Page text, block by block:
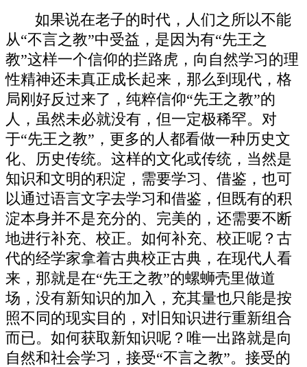
如果说在老子的时代，人们之所以不能
从“不言之教”中受益，是因为有“先王之
教”这样一个信仰的拦路虎，向自然学习的理
性精神还未真正成长起来，那么到现代，格
局刚好反过来了，纯粹信仰“先王之教”的
人，虽然未必就没有，但一定极稀罕。对
于“先王之教”，更多的人都看做一种历史文
化、历史传统。这样的文化或传统，当然是
知识和文明的积淀，需要学习、借鉴，也可
以通过语言文字去学习和借鉴，但既有的积
淀本身并不是充分的、完美的，还需要不断
地进行补充、校正。如何补充、校正呢？古
代的经学家拿着古典校正古典，在现代人看
来，那就是在“先王之教”的螺蛳壳里做道
场，没有新知识的加入，充其量也只能是按
照不同的现实目的，对旧知识进行重新组合
而已。如何获取新知识呢？唯一出路就是向
自然和社会学习，接受“不言之教”。接受的